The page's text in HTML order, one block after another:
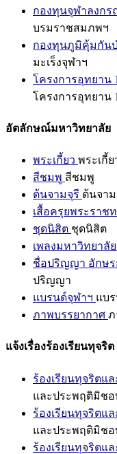
กองทุนจุฬาลงก
บรมราชสมภพฯ
กองทุนภูมิคุ้มกันบ
มะเร็งจุฬาฯ
โครงการอุทยาน
โครงการอุทยาน
อัตลักษณ์มหาวิทยาลัย
พระเกี้ยว พระเกี้ย
สีชมพู สีชมพู
ต้นจามจุรี ต้นจา
เสื้อครุยพระราช
ชุดนิสิต ชุดนิสิต
เพลงมหาวิทยาลัย
ชื่อปริญญา อักษ
ปริญญา
แบรนด์จุฬาฯ แบ
ภาพบรรยากาศ ภ
แจ้งเรื่องร้องเรียนทุจริต
ร้องเรียนทุจริตแ
และประพฤติมิชอ
ร้องเรียนทุจริตแ
และประพฤติมิชอ
ร้องเรียนทุจริตแ